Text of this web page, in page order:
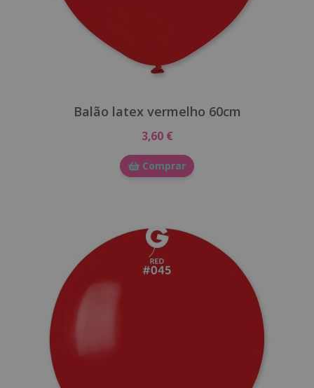
Balão latex vermelho 60cm
3,60 €
Comprar